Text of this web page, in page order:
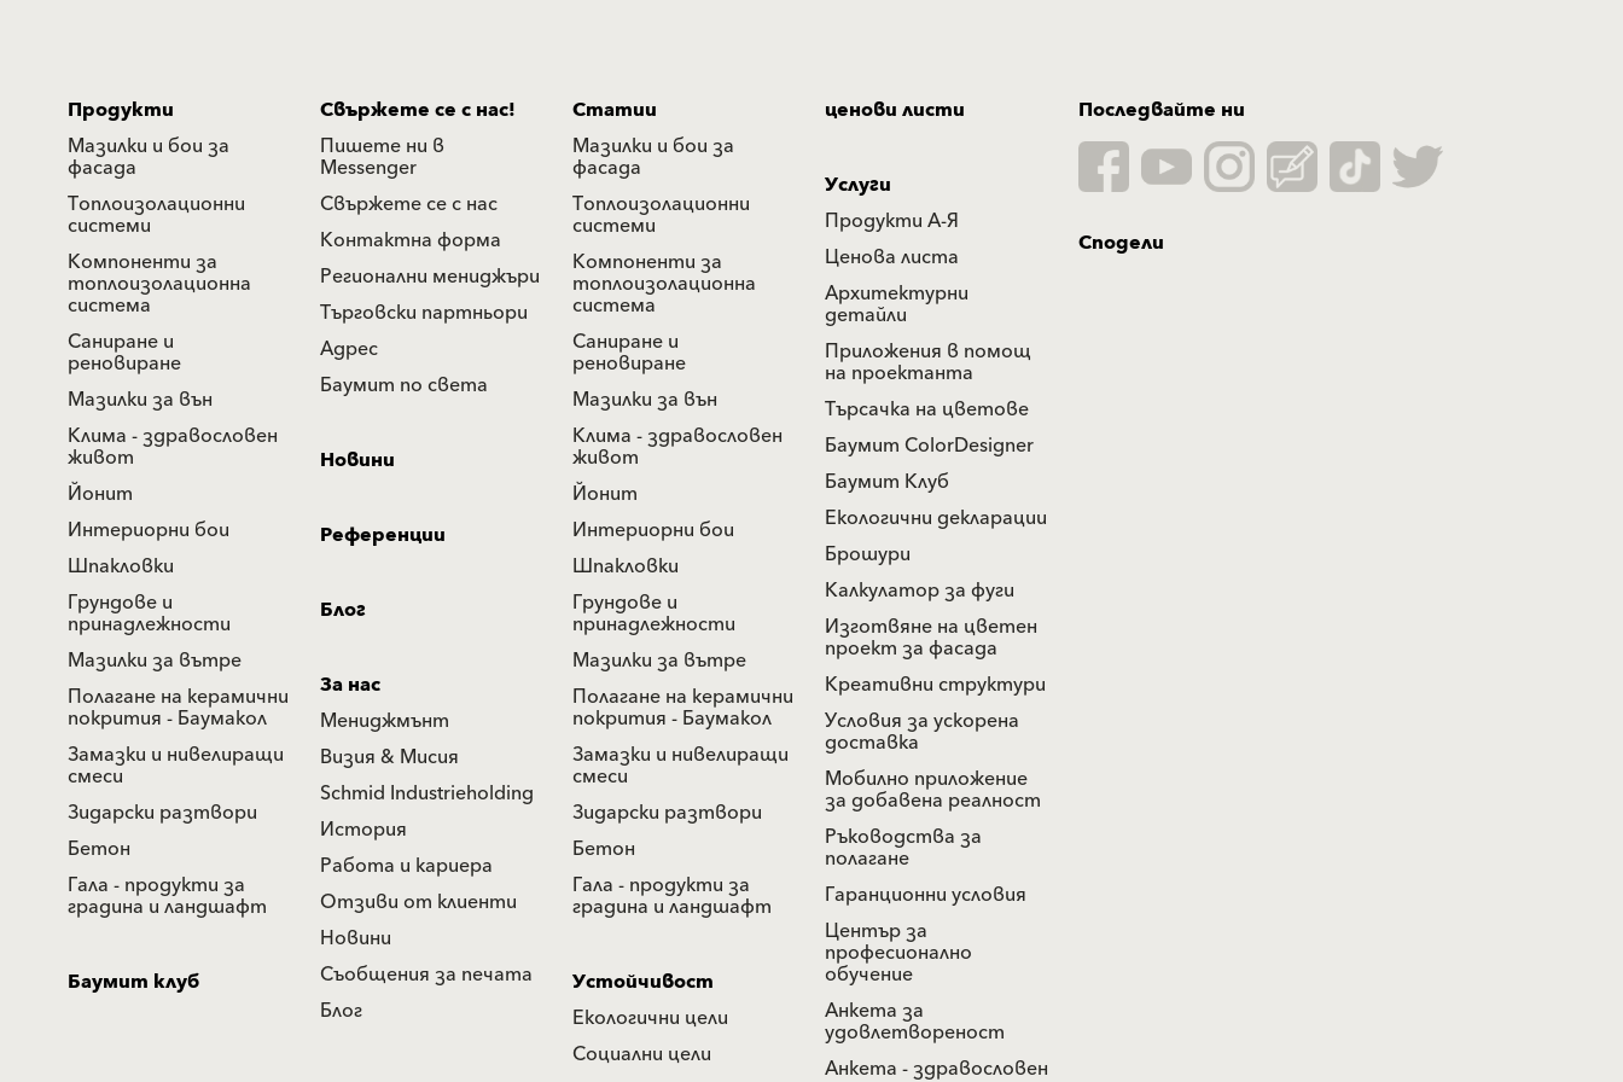
Продукти
Мазилки и бои за
фасада
Топлоизолационни
системи
Компоненти за
топлоизолационна
система
Саниране и
реновиране
Мазилки за вън
Клима - здравословен
живот
Йонит
Интериорни бои
Шпакловки
Грундове и
принадлежности
Мазилки за вътре
Полагане на керамични
покрития - Баумакол
Замазки и нивелиращи
смеси
Зидарски разтвори
Бетон
Гала - продукти за
градина и ландшафт
Свържете се с нас!
Пишете ни в
Messenger
Свържете се с нас
Контактна форма
Регионални мениджъри
Търговски партньори
Адрес
Баумит по света
Статии
Мазилки и бои за
фасада
Топлоизолационни
системи
Компоненти за
топлоизолационна
система
Саниране и
реновиране
Мазилки за вън
Клима - здравословен
живот
Йонит
Интериорни бои
Шпакловки
Грундове и
принадлежности
Мазилки за вътре
Полагане на керамични
покрития - Баумакол
Замазки и нивелиращи
смеси
Зидарски разтвори
Бетон
Гала - продукти за
градина и ландшафт
ценови листи
Услуги
Продукти А-Я
Ценова листа
Архитектурни
детайли
Приложения в помощ
на проектанта
Търсачка на цветове
Баумит ColorDesigner
Баумит Клуб
Екологични декларации
Брошури
Калкулатор за фуги
Изготвяне на цветен
проект за фасада
Креативни структури
Условия за ускорена
доставка
Мобилно приложение
за добавена реалност
Ръководства за
полагане
Гаранционни условия
Център за
професионално
обучение
Анкета за
удовлетвореност
Анкета - здравословен
Новини
Референции
Блог
За нас
Мениджмънт
Визия & Мисия
Schmid Industrieholding
История
Работа и кариера
Отзиви от клиенти
Новини
Съобщения за печата
Блог
Баумит клуб
Устойчивост
Екологични цели
Социални цели
Последвайте ни
Сподели